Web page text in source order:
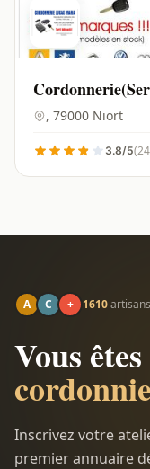
Niort - 79000
, 79000 Niort
3.8/5
A C + 1610
Vous êtes
Inscrivez votre
premier annuaire